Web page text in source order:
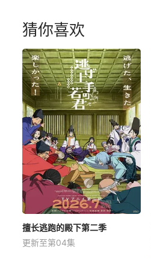
猜你喜欢
擅长逃跑的殿下第二季
更新至第04集